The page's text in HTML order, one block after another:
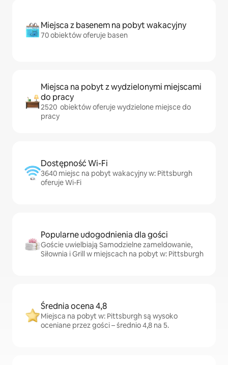
Miejsca z basenem na pobyt wakacyjny
70 obiektów oferuje basen
Miejsca na pobyt z wydzielonymi miejscami
do pracy
2520 obiektów oferuje wydzielone miejsce do
pracy
Dostępność Wi-Fi
3640 miejsc na pobyt wakacyjny w: Pittsburgh
oferuje Wi-Fi
Popularne udogodnienia dla gości
Goście uwielbiają Samodzielne zameldowanie,
Siłownia i Grill w miejscach na pobyt w: Pittsburgh
Średnia ocena 4,8
Miejsca na pobyt w: Pittsburgh są wysoko
oceniane przez gości – średnio 4,8 na 5.